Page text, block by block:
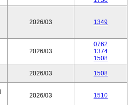
2026/03 1349
2026/03
0762
1374
1508
2026/03 1508
2026/03 1510